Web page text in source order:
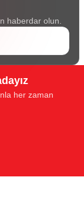
haberdar olun.
her zaman